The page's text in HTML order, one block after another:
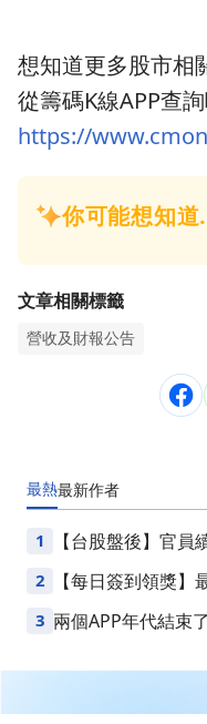
想知道更多股市相
從籌碼K線APP查詢
https://
文章相關標籤
營收及財報公告
最熱最新作者
1 【台股盤後】官
2
【每日簽到領獎
Points
3 兩個APP年代結束